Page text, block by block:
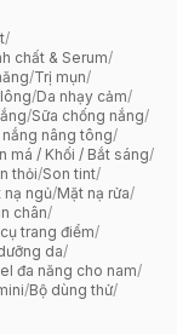
/
chất & Serum/
/Trị mụn/
/Da nhạy cảm/
/Sữa chống nắng/
nâng tông/
má / Khối / Bắt sáng/
thỏi/Son tint/
nạ ngủ/Mặt nạ rửa/
chân/
trang điểm/
da/
đa năng cho nam/
/Bộ dùng thử/